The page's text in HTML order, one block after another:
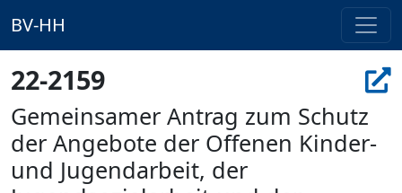
BV-HH
22-2159
Gemeinsamer Antrag zum Schutz
der Angebote der Offenen Kinder-
und Jugendarbeit, der